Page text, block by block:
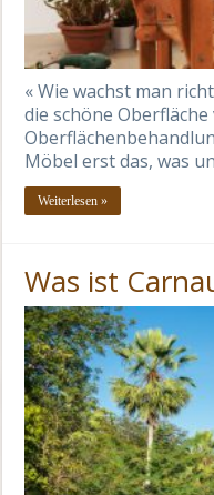
« Wie wachst man
die schöne
Möbel erst das, was
Weiterlesen »
Was ist